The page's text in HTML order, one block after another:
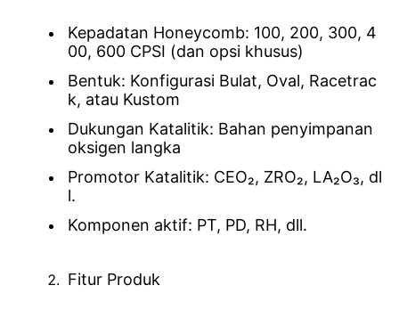
Kepadatan Honeycomb: 100, 200, 300, 4
00, 600 CPSI (dan opsi khusus)
Bentuk: Konfigurasi Bulat, Oval, Racetrac
k, atau Kustom
Dukungan Katalitik: Bahan penyimpanan
oksigen langka
Promotor Katalitik: CEO₂, ZRO₂, LA₂O₃, dl
l.
Komponen aktif: PT, PD, RH, dll.
Fitur Produk